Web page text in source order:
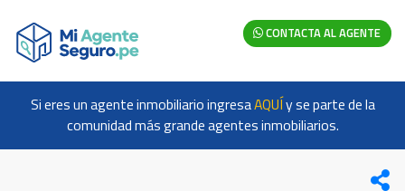
CONTACTA AL AGENTE
Si eres un agente inmobiliario ingresaAQUÍy se parte de la
comunidad más grande agentes inmobiliarios.